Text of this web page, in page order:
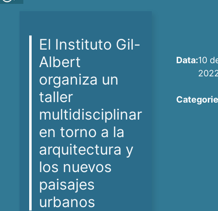
El Instituto Gil-
Albert
organiza un
taller
multidisciplinar
en torno a la
arquitectura y
los nuevos
paisajes
urbanos
Data:10